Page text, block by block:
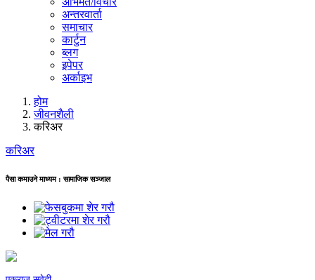
अन्तरवार्ता
समाचार
कार्टुन
ब्लग
इपेपर
अर्काइभ
होम
जीवनशैली
करिअर
करिअर
पैसा कमाउने माध्यम : सामाजिक सञ्जाल